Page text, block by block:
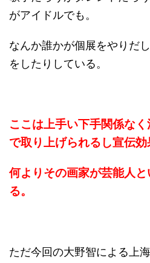
がアイドルでも。
なんか誰かが個展をやりだ
をしたりしている。
ここは上手い下手関係な
で取り上げられるし宣伝効
何よりその画家が芸能人
る。
ただ今回の大野智による上